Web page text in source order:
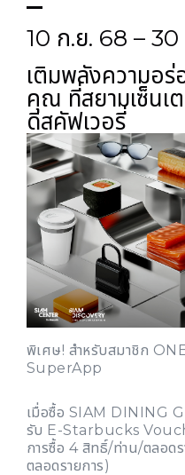
10 ก.ย. 68 –
เติมพลังความอ
คุณ ที่สยามเซ็นเ
ดิสคัฟเวอรี่
พิเศษ! สำหรับสมาชิก
SuperApp
เมื่อซื้อ SIAM DINING
รับ E-Starbucks
การซื้อ 4 สิทธิ์/ท่าน/ตลอด
ตลอดรายการ)